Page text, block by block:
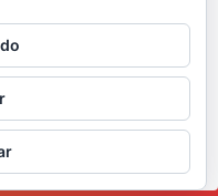
Para terminar el
un pequeño
soltura en…